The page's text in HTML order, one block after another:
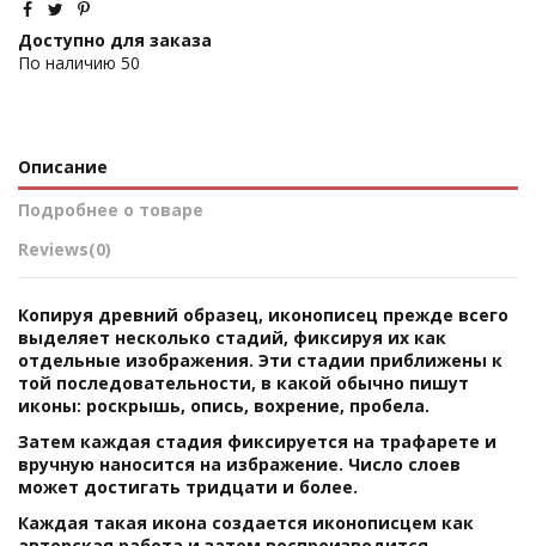
Доступно для заказа
По наличию 50
Описание
Подробнее о товаре
Reviews(0)
Копируя древний образец, иконописец прежде всего
выделяет несколько стадий, фиксируя их как
отдельные изображения. Эти стадии приближены к
той последовательности, в какой обычно пишут
иконы: роскрышь, опись, вохрение, пробела.
Затем каждая стадия фиксируется на трафарете и
вручную наносится на избражение. Число слоев
может достигать тридцати и более.
Каждая такая икона создается иконописцем как